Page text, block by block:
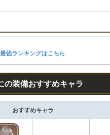
強ランキングはこちら
の装備おすすめキャラ
おすすめキャラ